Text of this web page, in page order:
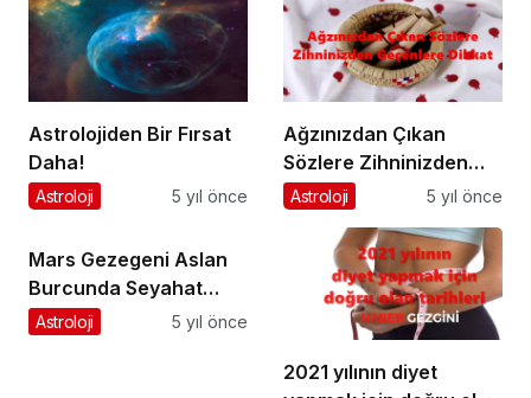
Astrolojiden Bir Fırsat
Daha!
Astroloji 5 yıl önce
Ağzınızdan Çıkan
Sözlere Zihninizden
Geçenlere Dikkat!
Astroloji 5 yıl önce
Mars Gezegeni Aslan
Burcunda Seyahat
Ediyor
Astroloji 5 yıl önce
2021 yılının diyet